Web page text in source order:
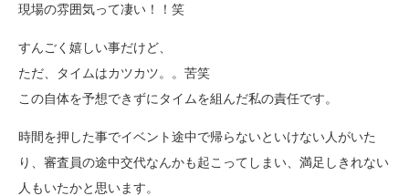
現場の雰囲気って凄い！！笑
すんごく嬉しい事だけど、
ただ、タイムはカツカツ。。苦笑
この自体を予想できずにタイムを組んだ私の責任です。
時間を押した事でイベント途中で帰らないといけない人がいた
り、審査員の途中交代なんかも起こってしまい、満足しきれない
人もいたかと思います。